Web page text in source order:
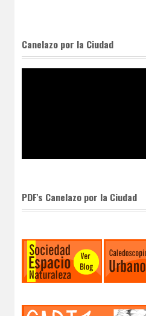
Canelazo por la Ciudad
PDF's Canelazo por la Ciudad